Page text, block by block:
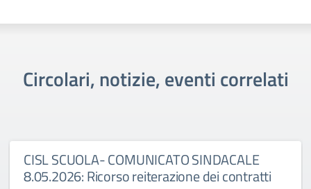
Circolari, notizie, eventi correlati
CISL SCUOLA- COMUNICATO SINDACALE
8.05.2026: Ricorso reiterazione dei contratti